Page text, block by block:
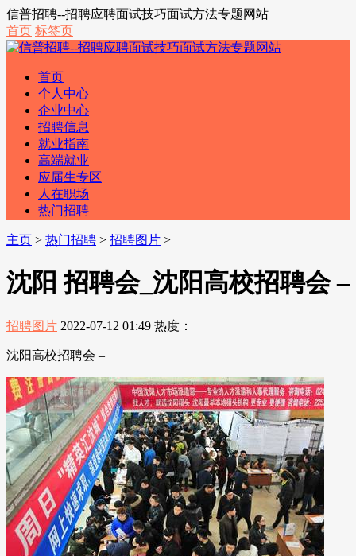
信普招聘--招聘应聘面试技巧面试方法专题网站
首页 标签页
首页
个人中心
企业中心
招聘信息
就业指南
高端就业
应届生专区
人在职场
热门招聘
主页 > 热门招聘 > 招聘图片 >
沈阳 招聘会_沈阳高校招聘会 –
招聘图片 2022-07-12 01:49 热度：
沈阳高校招聘会 –